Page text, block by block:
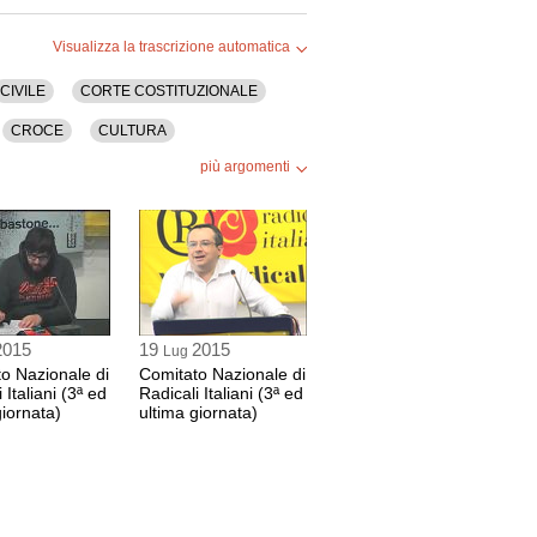
di Radicali Italiani
del Partito Radicale Nonviolento,
(PRNTT)
sec
sec
Visualizza la trascrizione automatica
CIVILE CORTE COSTITUZIONALE
CROCE CULTURA
ECONOMIA
GIUSTIZIA GOVERNO
MESSAGGIO
PARTITI
POLEMICHE POLITICA
SILONE SOCIETA'
più argomenti
Nazionale di
Italiani (3ª ed
19 Lug 2015
Comitato Nazionale di
Radicali Italiani (3ª ed
ultima giornata)